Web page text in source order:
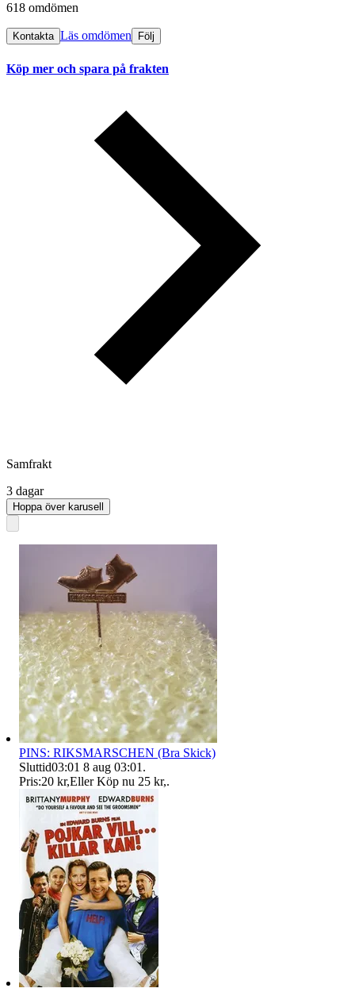
618 omdömen
Kontakta Läs omdömen Följ
Köp mer och spara på frakten
Samfrakt
3 dagar
Hoppa över karusell
PINS: RIKSMARSCHEN (Bra Skick)
Sluttid03:01 8 aug 03:01 .
Pris:20 kr,Eller Köp nu 25 kr,.